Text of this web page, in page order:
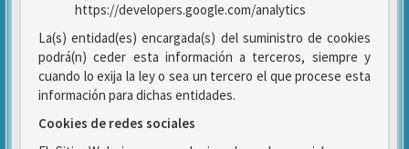
https://developers.google.com/analytics
La(s) entidad(es) encargada(s) del suministro de cookies
podrá(n) ceder esta información a terceros, siempre y
cuando lo exija la ley o sea un tercero el que procese esta
información para dichas entidades.
Cookies de redes sociales